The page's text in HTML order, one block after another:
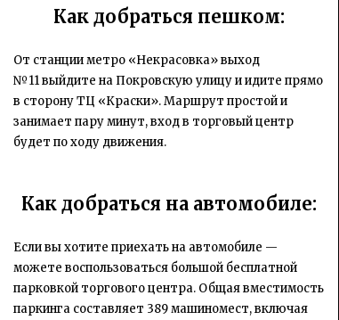
Как добраться пешком:
От станции метро «Некрасовка» выход
№11 выйдите на Покровскую улицу и идите прямо
в сторону ТЦ «Краски». Маршрут простой и
занимает пару минут, вход в торговый центр
будет по ходу движения.
Как добраться на автомобиле:
Если вы хотите приехать на автомобиле —
можете воспользоваться большой бесплатной
парковкой торгового центра. Общая вместимость
паркинга составляет 389 машиномест, включая